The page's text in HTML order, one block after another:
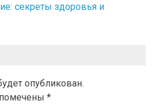
секреты здоровья и
опубликован.
помечены*